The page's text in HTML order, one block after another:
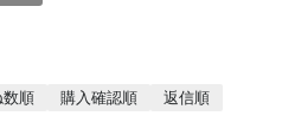
数順 購入確認順
返信順